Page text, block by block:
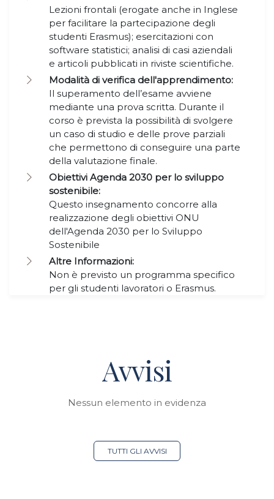
Lezioni frontali (erogate anche in Inglese
per facilitare la partecipazione degli
studenti Erasmus); esercitazioni con
software statistici; analisi di casi aziendali
e articoli pubblicati in riviste scientifiche.
Modalità di verifica dell'apprendimento:
Il superamento dell’esame avviene
mediante una prova scritta. Durante il
corso è prevista la possibilità di svolgere
un caso di studio e delle prove parziali
che permettono di conseguire una parte
della valutazione finale.
Obiettivi Agenda 2030 per lo sviluppo
sostenibile:
Questo insegnamento concorre alla
realizzazione degli obiettivi ONU
dell'Agenda 2030 per lo Sviluppo
Sostenibile
Altre Informazioni:
Non è previsto un programma specifico
per gli studenti lavoratori o Erasmus.
Avvisi
Nessun elemento in evidenza
TUTTI GLI AVVISI